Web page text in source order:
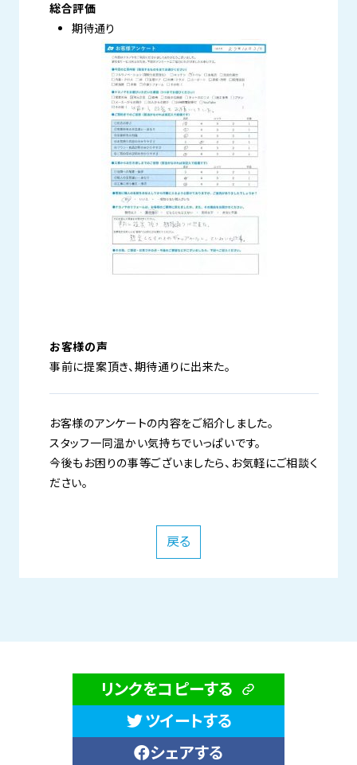
総合評価
期待通り
お客様の声
事前に提案頂き、期待通りに出来た。
お客様のアンケートの内容をご紹介しました。
スタッフ一同温かい気持ちでいっぱいです。
今後もお困りの事等ございましたら、お気軽にご相談く
ださい。
戻る
リンクをコピーする
ツイートする
シェアする